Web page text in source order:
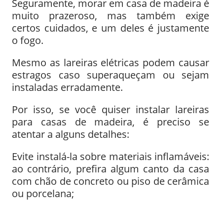
Seguramente, morar em casa de madeira é
muito prazeroso, mas também exige
certos cuidados, e um deles é justamente
o fogo.
Mesmo as lareiras elétricas podem causar
estragos caso superaqueçam ou sejam
instaladas erradamente.
Por isso, se você quiser instalar lareiras
para casas de madeira, é preciso se
atentar a alguns detalhes:
Evite instalá-la sobre materiais inflamáveis:
ao contrário, prefira algum canto da casa
com chão de concreto ou piso de cerâmica
ou porcelana;